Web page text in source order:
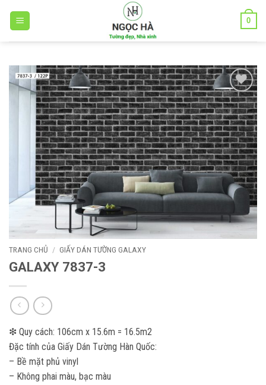
0
Add to
wishlist
TRANG CHỦ / GIẤY DÁN TƯỜNG GALAXY
GALAXY 7837-3
❇ Quy cách: 106cm x 15.6m = 16.5m2
Đặc tính của Giấy Dán Tường Hàn Quốc:
– Bề mặt phủ vinyl
– Không phai màu, bạc màu